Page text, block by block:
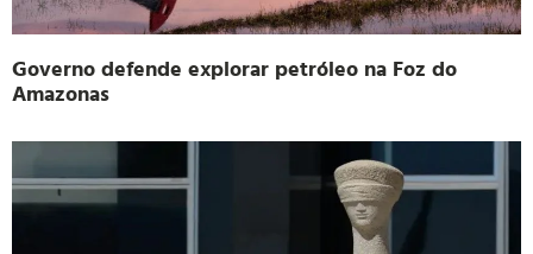
Governo defende explorar petróleo na Foz do
Amazonas